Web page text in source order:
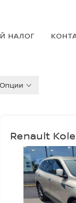
НАЛОГ
Опции
Renault